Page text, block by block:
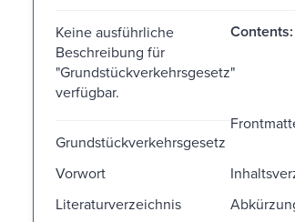
Keine ausführliche
Beschreibung für
"Grundstückverkehrsgesetz"
verfügbar.
Contents:
Grundstückverkehrsgesetz
Vorwort
Literaturverzeichnis